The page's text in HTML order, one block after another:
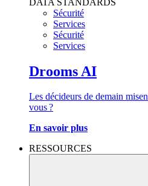
Sécurité
Services
Sécurité
Services
Drooms AI
Les décideurs de demain
vous ?
En savoir plus
RESSOURCES